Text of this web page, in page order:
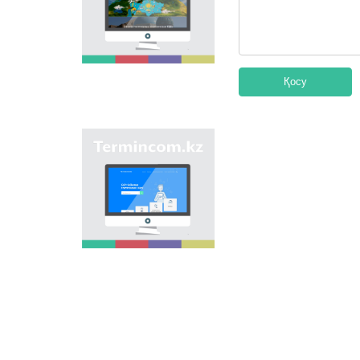
мақсаты - еліміздің
өңірлеріндегі көше,
елдімекен,
мекемелер мен түрлі
нысандарға берілген
ономастикалық
атауларды
біріздендіру.
"Termincom.kz" сайты
- қазақ
терминологиясын
жүйелеуге,
терминологиялық
қорды толықтыруға,
терминдерді және
атауларды қазақ
Қосу